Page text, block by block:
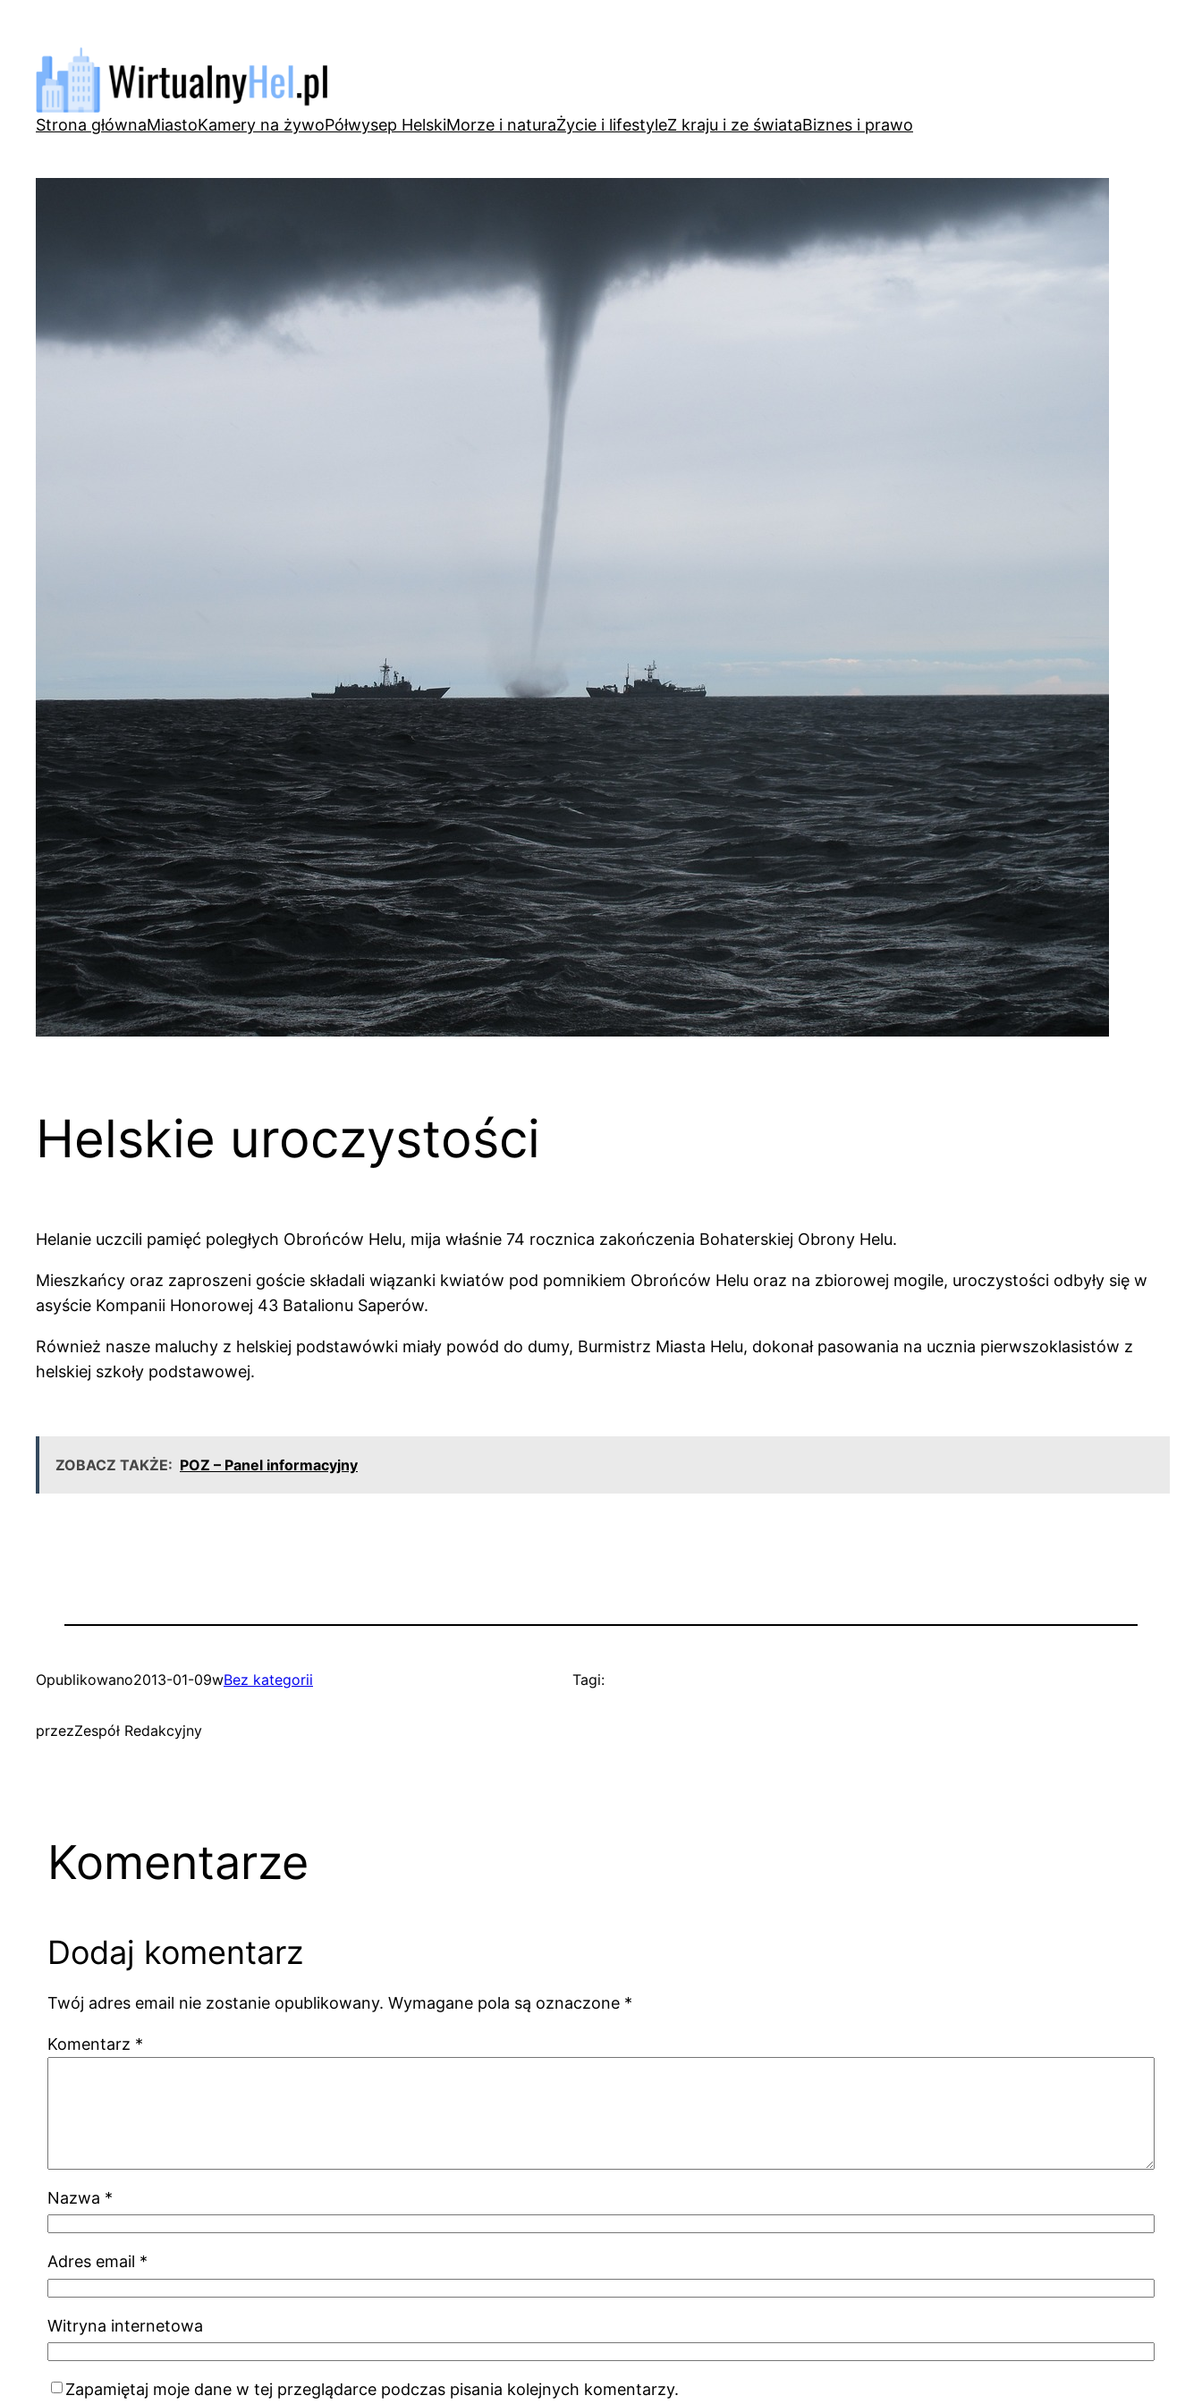
treści
Strona głównaMiastoKamery na żywoPółwysep HelskiMorze i naturaŻycie i lifestyleZ kraju i ze świataBiznes i prawo
Helskie uroczystości
Helanie uczcili pamięć poległych Obrońców Helu, mija właśnie 74 rocznica zakończenia Bohaterskiej Obrony Helu.
Mieszkańcy oraz zaproszeni goście składali wiązanki kwiatów pod pomnikiem Obrońców Helu oraz na zbiorowej mogile, uroczystości odbyły się w
asyście Kompanii Honorowej 43 Batalionu Saperów.
Również nasze maluchy z helskiej podstawówki miały powód do dumy, Burmistrz Miasta Helu, dokonał pasowania na ucznia pierwszoklasistów z
helskiej szkoły podstawowej.
ZOBACZ TAKŻE: POZ – Panel informacyjny
Opublikowano2013-01-09wBez kategorii
przezZespół Redakcyjny
Tagi:
Komentarze
Dodaj komentarz
Twój adres email nie zostanie opublikowany. Wymagane pola są oznaczone *
Komentarz *
Nazwa *
Adres email *
Witryna internetowa
Zapamiętaj moje dane w tej przeglądarce podczas pisania kolejnych komentarzy.